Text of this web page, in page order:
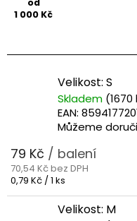
od
1 000 Kč
Velikost: S
Skladem
EAN:
Můžeme
79 Kč / balení
70,54 Kč bez DPH
Měrná
0,79 Kč / 1 ks
Velikost: M